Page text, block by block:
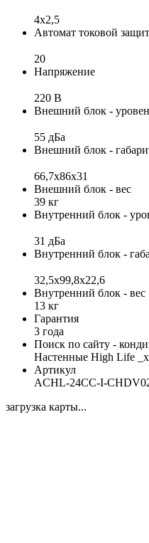
4х2,5
Автомат токовой
20
Напряжение
220 В
Внешний блок -
55 дБа
Внешний блок -
66,7х86х31
Внешний блок - вес
39 кг
Внутренний блок -
31 дБа
Внутренний блок -
32,5x99,8x22,6
Внутренний блок - вес
13 кг
Гарантия
3 года
Поиск по сайту -
Настенные High Life _x
Артикул
ACHL-24CC-I-
загрузка карты...